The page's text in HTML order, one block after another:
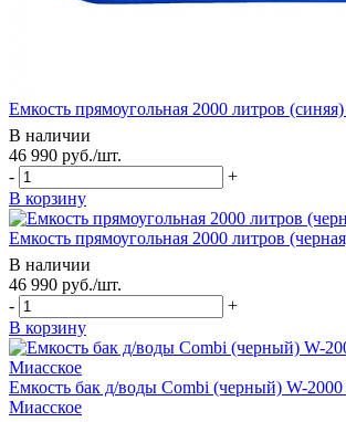
Емкость прямоугольная 2000 литров
В наличии
46 990 руб./шт.
-
+
В корзину
Емкость прямоугольная 2000 литров
В наличии
46 990 руб./шт.
-
+
В корзину
Емкость бак д/воды Combi (черный) W-
Миасское